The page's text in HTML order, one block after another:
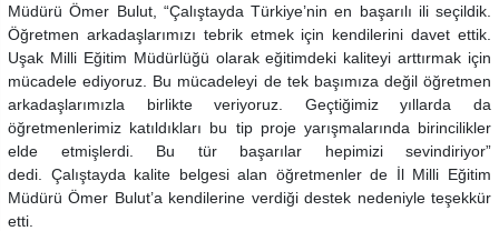
Müdürü Ömer Bulut, “Çalıştayda Türkiye’nin en başarılı ili seçildik.
Öğretmen arkadaşlarımızı tebrik etmek için kendilerini davet ettik.
Uşak Milli Eğitim Müdürlüğü olarak eğitimdeki kaliteyi arttırmak için
mücadele ediyoruz. Bu mücadeleyi de tek başımıza değil öğretmen
arkadaşlarımızla birlikte veriyoruz. Geçtiğimiz yıllarda da
öğretmenlerimiz katıldıkları bu tip proje yarışmalarında birincilikler
elde etmişlerdi. Bu tür başarılar hepimizi sevindiriyor”
dedi.
Çalıştayda kalite belgesi alan öğretmenler de İl Milli Eğitim
Müdürü Ömer Bulut’a kendilerine verdiği destek nedeniyle teşekkür
etti.